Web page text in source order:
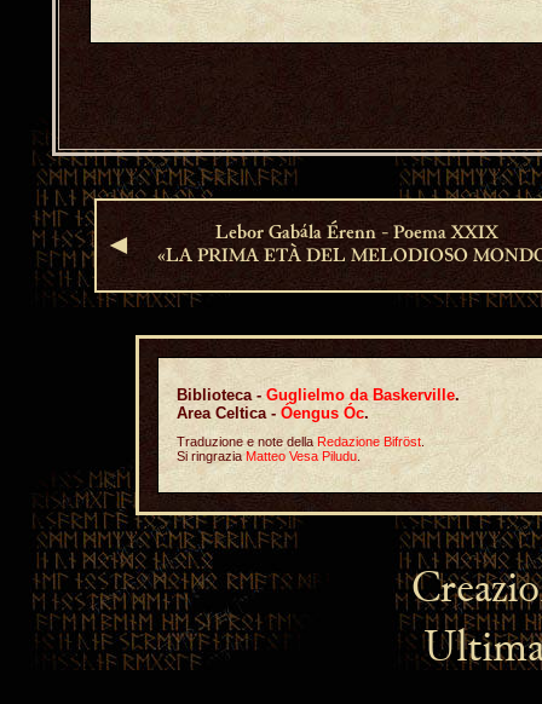
◄
Lebor Gabála Érenn - Poema XXIX
«LA PRIMA ETÀ DEL MELODIOSO
Biblioteca -Guglielmo da Baskerville.
Area Celtica -Óengus Óc.
Traduzione e note dellaRedazione Bifröst
Si ringraziaMatteo Vesa Piludu